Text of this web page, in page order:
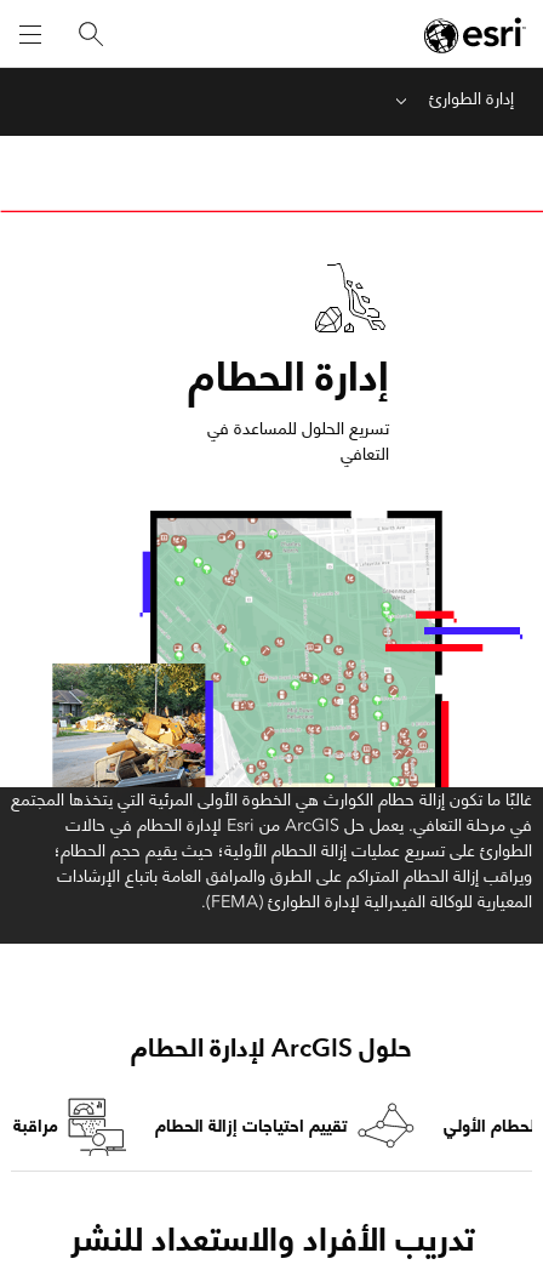
إدارة الطوارئ Menu
إدارة الحطام
تسريع الحلول للمساعدة في
التعافي
غالبًا ما تكون إزالة حطام الكوارث هي الخطوة الأولى المرئية التي يتخذها المجتمع
في مرحلة التعافي. يعمل حل ArcGIS من Esri لإدارة الحطام في حالات
الطوارئ على تسريع عمليات إزالة الحطام الأولية؛ حيث يقيم حجم الحطام؛
ويراقب إزالة الحطام المتراكم على الطرق والمرافق العامة باتباع الإرشادات
المعيارية للوكالة الفيدرالية لإدارة الطوارئ (FEMA).
حلول ArcGIS لإدارة الحطام
الأولي تقييم احتياجات إزالة الحطام مراقبة
تدريب الأفراد والاستعداد للنشر